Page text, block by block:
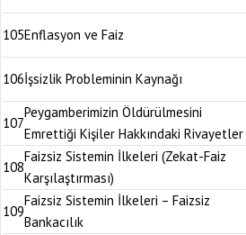
105Enflasyon ve Faiz
106İşsizlik Probleminin Kaynağı
107
Peygamberimizin Öldürülmesini
Emrettiği Kişiler Hakkındaki Rivayetler
108
Faizsiz Sistemin İlkeleri (Zekat-Faiz
Karşılaştırması)
109
Faizsiz Sistemin İlkeleri – Faizsiz
Bankacılık